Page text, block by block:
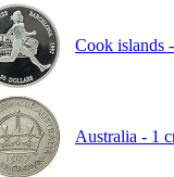
Cook islands
Australia - 1